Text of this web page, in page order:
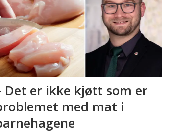
Det er ikke kjøtt som er
med mat i